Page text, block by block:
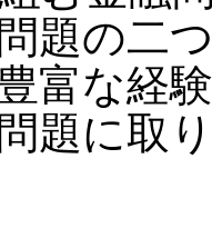
題の二
富な経
題に取